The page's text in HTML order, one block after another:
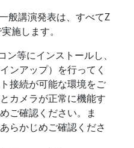
般講演発表は、すべてZ
施します。
等にインストールし、
ンアップ）を行ってく
接続が可能な環境をご
カメラが正常に機能す
ご確認ください。ま
らかじめご確認くださ